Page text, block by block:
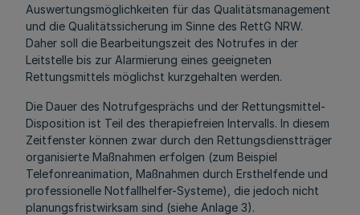
Auswertungsmöglichkeiten für das Qualitätsmanagement
und die Qualitätssicherung im Sinne des RettG NRW.
Daher soll die Bearbeitungszeit des Notrufes in der
Leitstelle bis zur Alarmierung eines geeigneten
Rettungsmittels möglichst kurzgehalten werden.
Die Dauer des Notrufgesprächs und der Rettungsmittel-
Disposition ist Teil des therapiefreien Intervalls. In diesem
Zeitfenster können zwar durch den Rettungsdienstträger
organisierte Maßnahmen erfolgen (zum Beispiel
Telefonreanimation, Maßnahmen durch Ersthelfende und
professionelle Notfallhelfer-Systeme), die jedoch nicht
planungsfristwirksam sind (siehe Anlage 3).